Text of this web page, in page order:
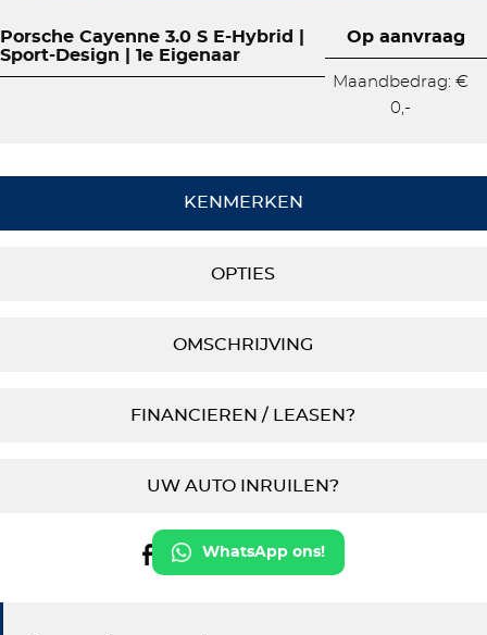
Porsche Cayenne 3.0 S E-Hybrid |
Sport-Design | 1e Eigenaar
Op aanvraag
Maandbedrag: €
0,-
KENMERKEN
OPTIES
OMSCHRIJVING
FINANCIEREN / LEASEN?
UW AUTO INRUILEN?
WhatsApp ons!